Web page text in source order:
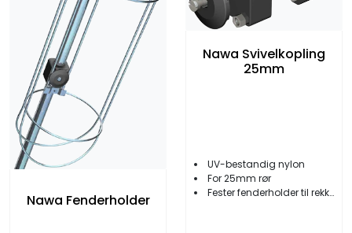
Nawa Fenderholder
Nawa Svivelkopling
25mm
UV-bestandig nylon
For 25mm rør
Fester fenderholder til rekke